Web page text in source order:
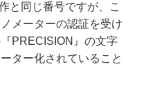
と同じ番号ですが、こ
メーターの認証を受け
PRECISION』の文字
ター化されていること